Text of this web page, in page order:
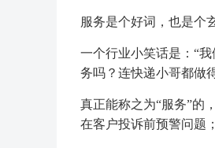
服务是个好词，也是个
一个行业小笑话是：“
务吗？连快递小哥都做
真正能称之为“服务”的
在客户投诉前预警问题